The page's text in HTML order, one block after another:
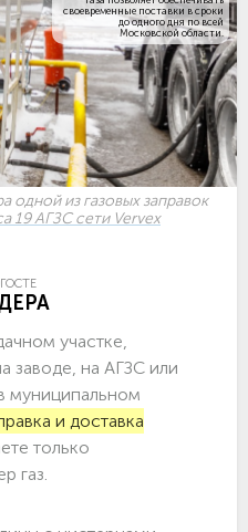
своевременные поставки в сроки
до одного дня по всей
Московской области.
одной из газовых заправок
19 АГЗС сети Vervex
участке,
заводе, на АГЗС или
муниципальном
и доставка
только
газ.